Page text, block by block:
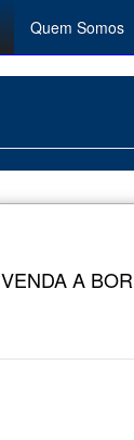
Quem Somos
VENDA A